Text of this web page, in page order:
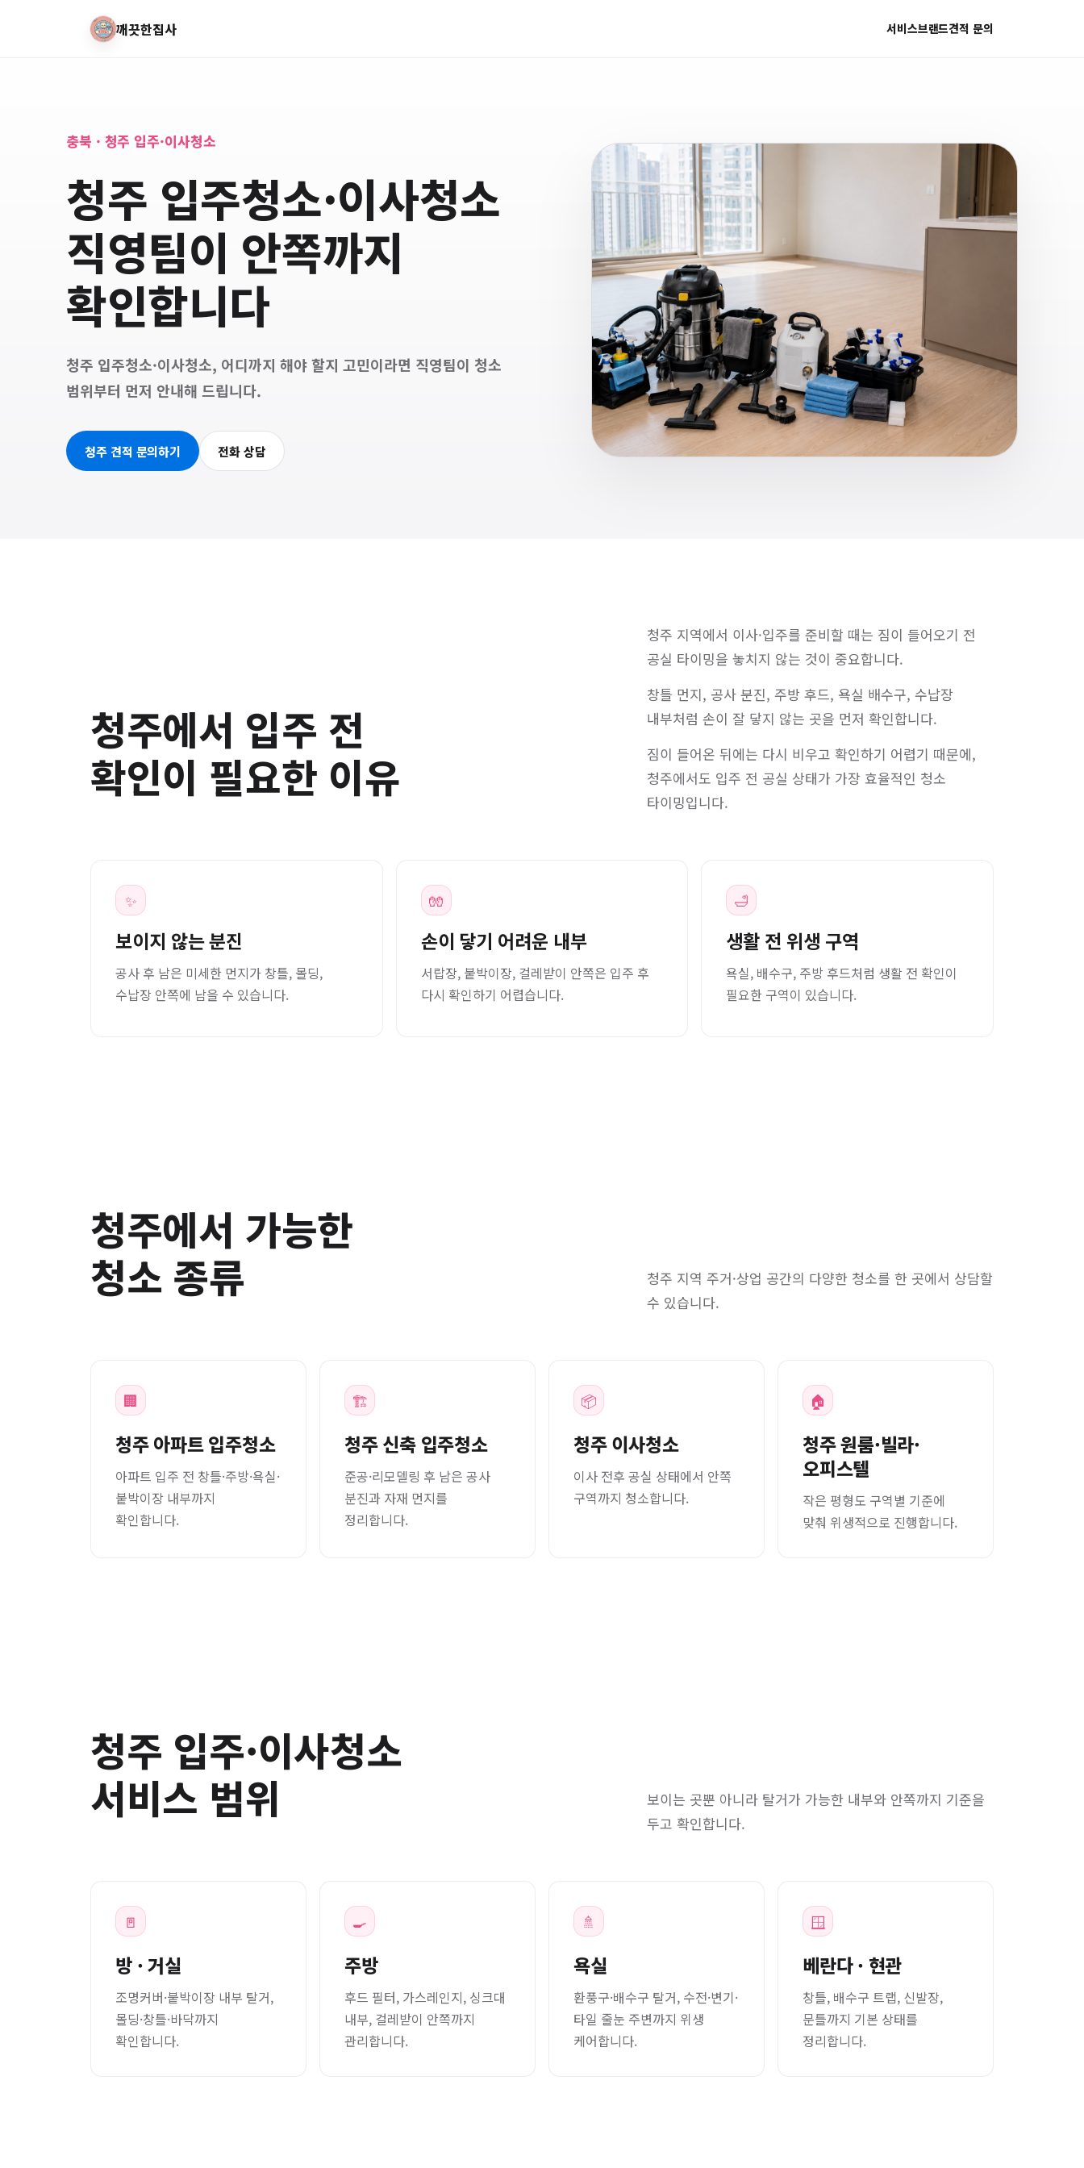
깨끗한집사 서비스브랜드견적 문의
충북 · 청주 입주·이사청소
청주 입주청소·이사청소
직영팀이 안쪽까지
확인합니다
청주 입주청소·이사청소, 어디까지 해야 할지 고민이라면 직영팀이 청소
범위부터 먼저 안내해 드립니다.
청주 견적 문의하기 전화 상담
청주에서 입주 전
확인이 필요한 이유
청주 지역에서 이사·입주를 준비할 때는 짐이 들어오기 전
공실 타이밍을 놓치지 않는 것이 중요합니다.
창틀 먼지, 공사 분진, 주방 후드, 욕실 배수구, 수납장
내부처럼 손이 잘 닿지 않는 곳을 먼저 확인합니다.
짐이 들어온 뒤에는 다시 비우고 확인하기 어렵기 때문에,
청주에서도 입주 전 공실 상태가 가장 효율적인 청소
타이밍입니다.
✨
보이지 않는 분진
공사 후 남은 미세한 먼지가 창틀, 몰딩,
수납장 안쪽에 남을 수 있습니다.
🧤
손이 닿기 어려운 내부
서랍장, 붙박이장, 걸레받이 안쪽은 입주 후
다시 확인하기 어렵습니다.
🛁
생활 전 위생 구역
욕실, 배수구, 주방 후드처럼 생활 전 확인이
필요한 구역이 있습니다.
청주에서 가능한
청소 종류
청주 지역 주거·상업 공간의 다양한 청소를 한 곳에서 상담할
수 있습니다.
🏢
청주 아파트 입주청소
아파트 입주 전 창틀·주방·욕실·
붙박이장 내부까지
확인합니다.
🏗️
청주 신축 입주청소
준공·리모델링 후 남은 공사
분진과 자재 먼지를
정리합니다.
📦
청주 이사청소
이사 전후 공실 상태에서 안쪽
구역까지 청소합니다.
🏠
청주 원룸·빌라·
오피스텔
작은 평형도 구역별 기준에
맞춰 위생적으로 진행합니다.
청주 입주·이사청소
서비스 범위
보이는 곳뿐 아니라 탈거가 가능한 내부와 안쪽까지 기준을
두고 확인합니다.
🚪
방 · 거실
조명커버·붙박이장 내부 탈거,
몰딩·창틀·바닥까지
확인합니다.
🍳
주방
후드 필터, 가스레인지, 싱크대
내부, 걸레받이 안쪽까지
관리합니다.
🚿
욕실
환풍구·배수구 탈거, 수전·변기·
타일 줄눈 주변까지 위생
케어합니다.
🪟
베란다 · 현관
창틀, 배수구 트랩, 신발장,
문틀까지 기본 상태를
정리합니다.